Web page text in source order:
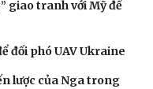
giao tranh với Mỹ để
đối phó UAV Ukraine
lược của Nga trong